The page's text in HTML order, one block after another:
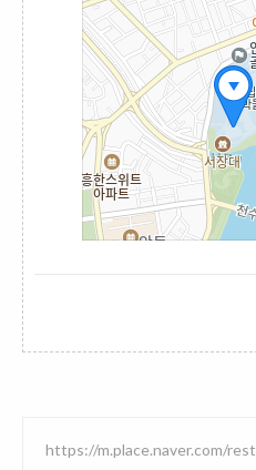
https://m.place.naver.com/